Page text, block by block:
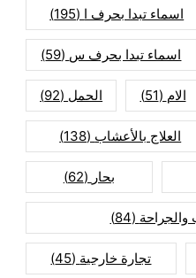
اسماء تبدا بحرف ا (195)
اسماء تبدا بحرف س (59)
الام (51) الحمل (92)
العلاج بالأعشاب (138)
بحار (62)
(84)
تجارة خارجية (45)